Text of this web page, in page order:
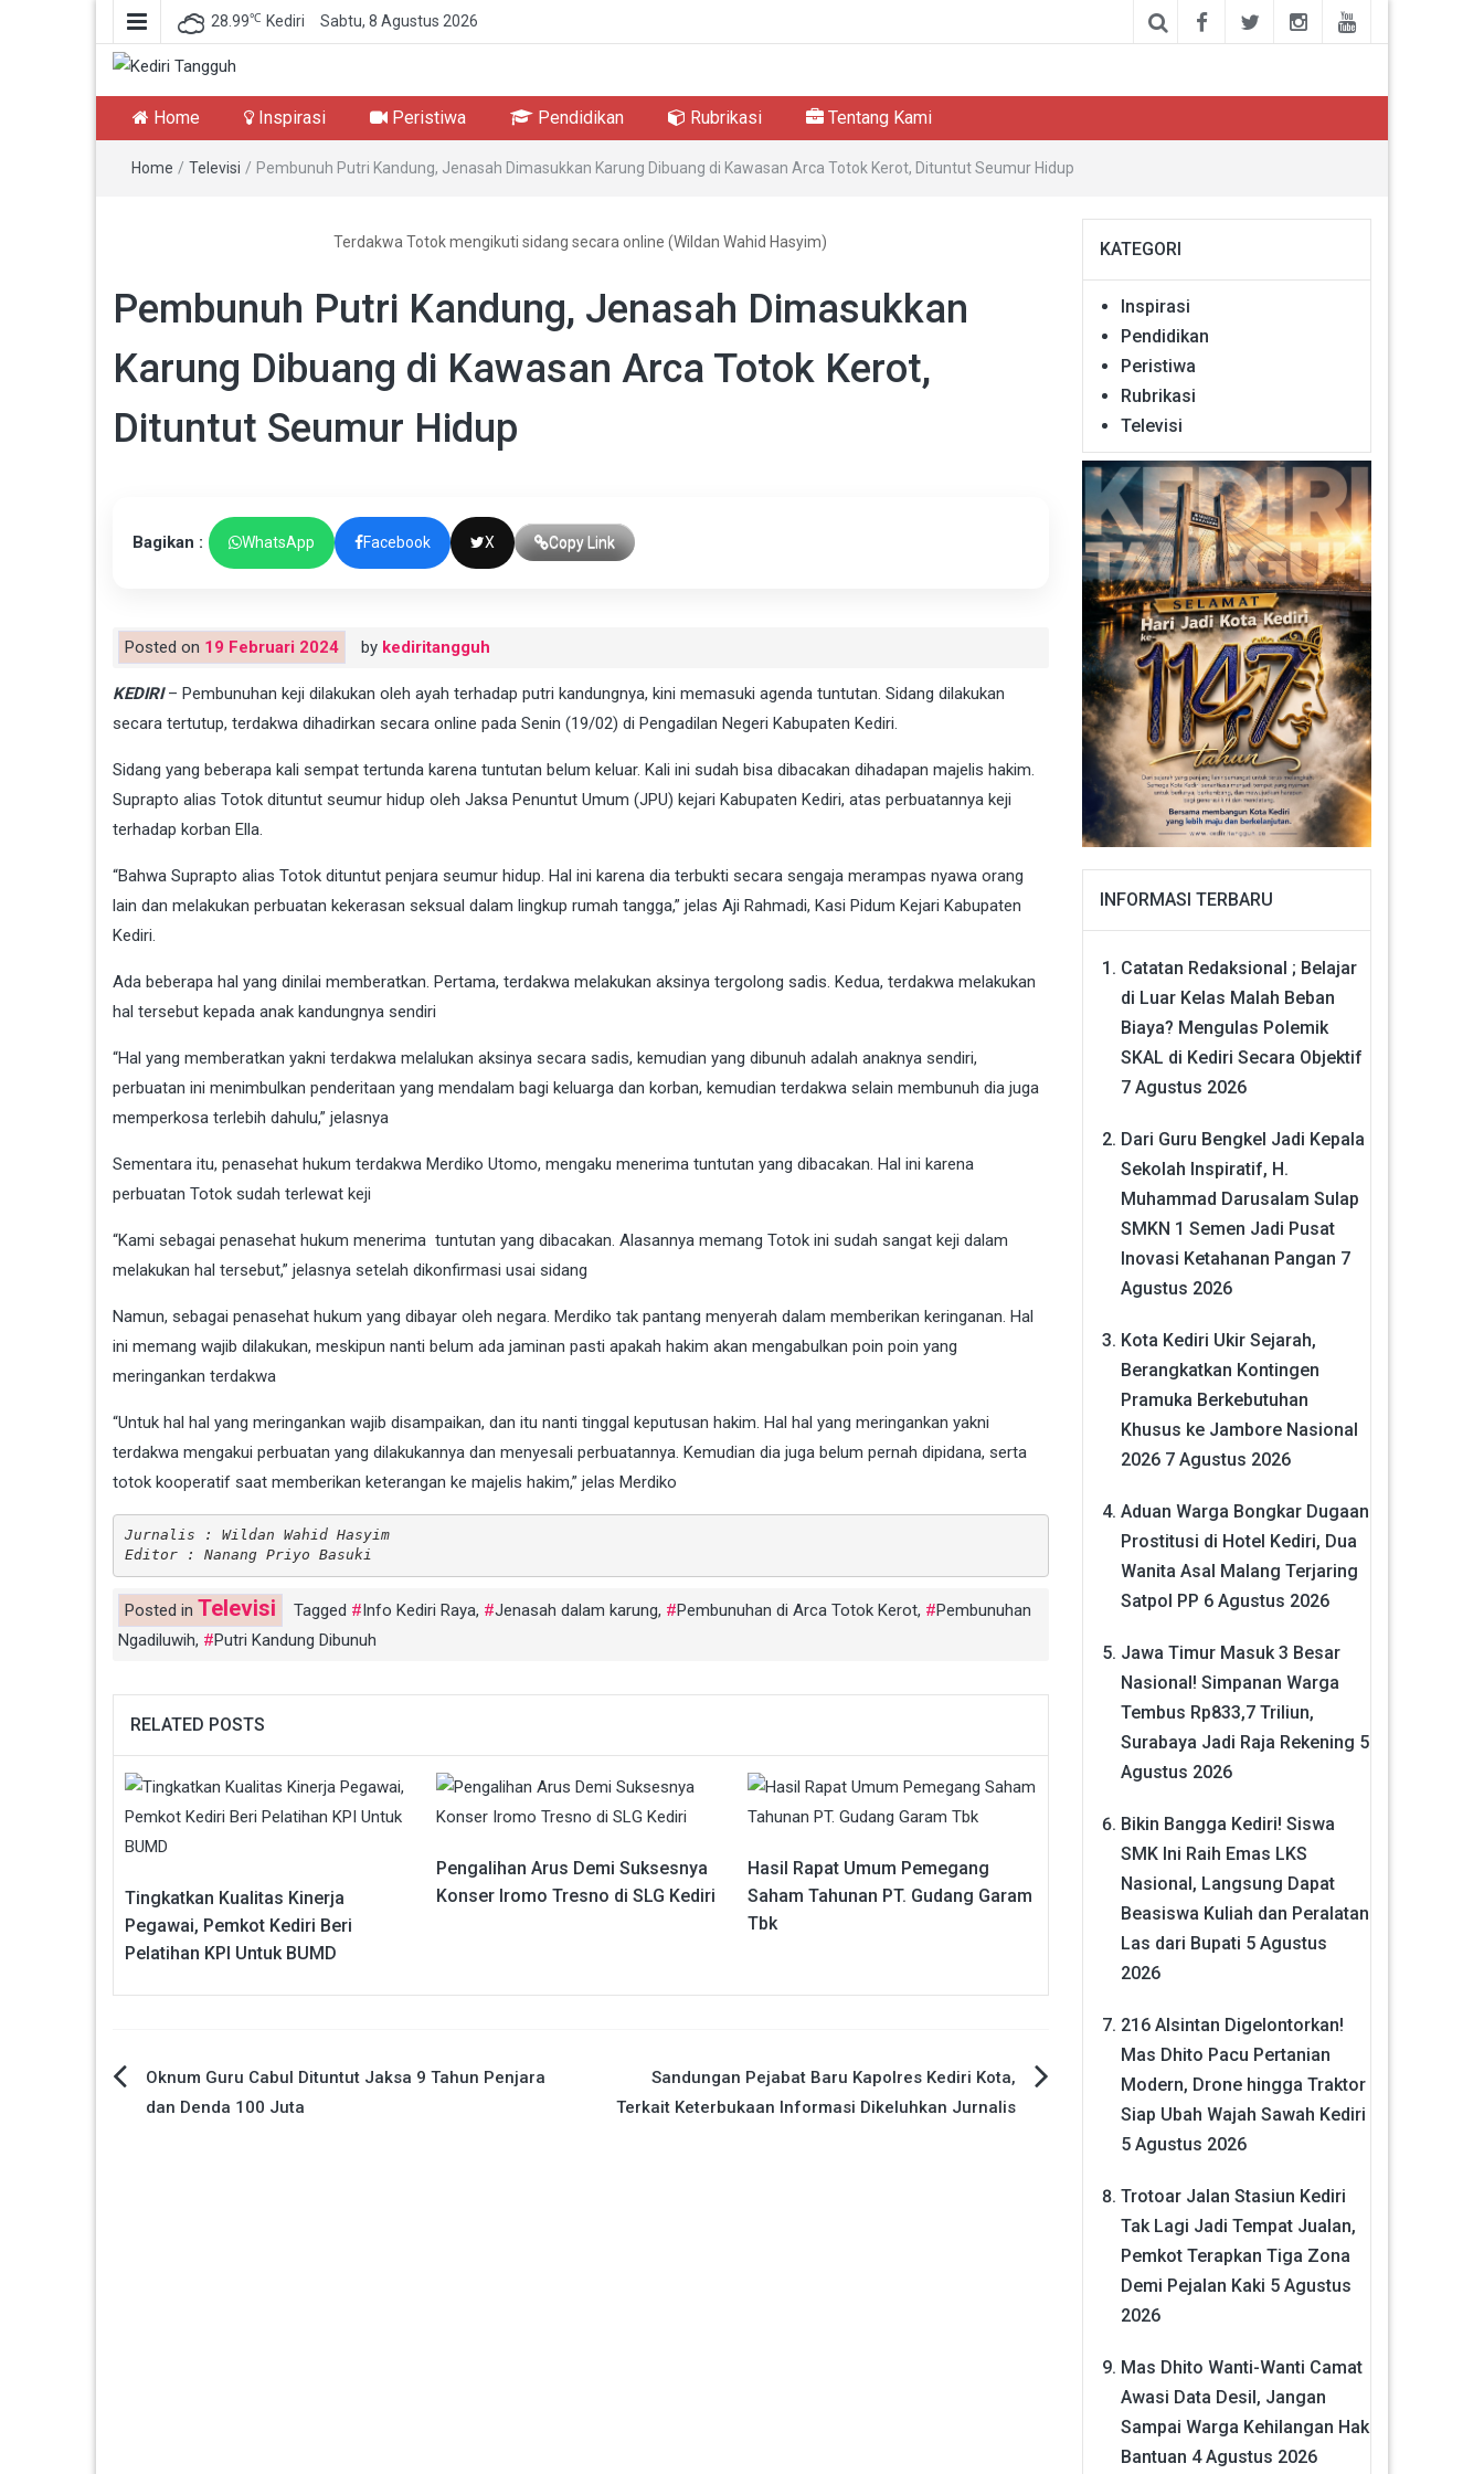
28.99℃ Kediri Sabtu, 8 Agustus 2026
Kediri Tangguh
Berita Akurat Terpercaya
Home Inspirasi Peristiwa Pendidikan Rubrikasi Tentang Kami
Home / Televisi / Pembunuh Putri Kandung, Jenasah Dimasukkan Karung Dibuang di Kawasan Arca Totok Kerot, Dituntut Seumur Hidup
Terdakwa Totok mengikuti sidang secara online (Wildan Wahid Hasyim)
Pembunuh Putri Kandung, Jenasah Dimasukkan
Karung Dibuang di Kawasan Arca Totok Kerot,
Dituntut Seumur Hidup
Bagikan : WhatsApp Facebook X Copy Link
Posted on 19 Februari 2024 by kediritangguh
KEDIRI– Pembunuhan keji dilakukan oleh ayah terhadap putri kandungnya, kini memasuki agenda tuntutan. Sidang dilakukan
secara tertutup, terdakwa dihadirkan secara online pada Senin (19/02) di Pengadilan Negeri Kabupaten Kediri.
Sidang yang beberapa kali sempat tertunda karena tuntutan belum keluar. Kali ini sudah bisa dibacakan dihadapan majelis hakim.
Suprapto alias Totok dituntut seumur hidup oleh Jaksa Penuntut Umum (JPU) kejari Kabupaten Kediri, atas perbuatannya keji
terhadap korban Ella.
“Bahwa Suprapto alias Totok dituntut penjara seumur hidup. Hal ini karena dia terbukti secara sengaja merampas nyawa orang
lain dan melakukan perbuatan kekerasan seksual dalam lingkup rumah tangga,” jelas Aji Rahmadi, Kasi Pidum Kejari Kabupaten
Kediri.
Ada beberapa hal yang dinilai memberatkan. Pertama, terdakwa melakukan aksinya tergolong sadis. Kedua, terdakwa melakukan
hal tersebut kepada anak kandungnya sendiri
“Hal yang memberatkan yakni terdakwa melalukan aksinya secara sadis, kemudian yang dibunuh adalah anaknya sendiri,
perbuatan ini menimbulkan penderitaan yang mendalam bagi keluarga dan korban, kemudian terdakwa selain membunuh dia juga
memperkosa terlebih dahulu,” jelasnya
Sementara itu, penasehat hukum terdakwa Merdiko Utomo, mengaku menerima tuntutan yang dibacakan. Hal ini karena
perbuatan Totok sudah terlewat keji
“Kami sebagai penasehat hukum menerima tuntutan yang dibacakan. Alasannya memang Totok ini sudah sangat keji dalam
melakukan hal tersebut,” jelasnya setelah dikonfirmasi usai sidang
Namun, sebagai penasehat hukum yang dibayar oleh negara. Merdiko tak pantang menyerah dalam memberikan keringanan. Hal
ini memang wajib dilakukan, meskipun nanti belum ada jaminan pasti apakah hakim akan mengabulkan poin poin yang
meringankan terdakwa
“Untuk hal hal yang meringankan wajib disampaikan, dan itu nanti tinggal keputusan hakim. Hal hal yang meringankan yakni
terdakwa mengakui perbuatan yang dilakukannya dan menyesali perbuatannya. Kemudian dia juga belum pernah dipidana, serta
totok kooperatif saat memberikan keterangan ke majelis hakim,” jelas Merdiko
Jurnalis : Wildan Wahid Hasyim
Editor : Nanang Priyo Basuki
Posted in Televisi Tagged Info Kediri Raya, Jenasah dalam karung, Pembunuhan di Arca Totok Kerot,
Pembunuhan
Ngadiluwih, Putri Kandung Dibunuh
RELATED POSTS
Tingkatkan Kualitas Kinerja
Pegawai, Pemkot Kediri Beri
Pelatihan KPI Untuk BUMD
Pengalihan Arus Demi Suksesnya
Konser Iromo Tresno di SLG Kediri
Hasil Rapat Umum Pemegang
Saham Tahunan PT. Gudang Garam
Tbk
Navigasi
Oknum Guru Cabul Dituntut Jaksa 9 Tahun Penjara
dan Denda 100 Juta
Sandungan Pejabat Baru Kapolres Kediri Kota,
Terkait Keterbukaan Informasi Dikeluhkan Jurnalis
KATEGORI
Inspirasi
Pendidikan
Peristiwa
Rubrikasi
Televisi
INFORMASI TERBARU
Catatan Redaksional ; Belajar
di Luar Kelas Malah Beban
Biaya? Mengulas Polemik
SKAL di Kediri Secara Objektif
7 Agustus 2026
Dari Guru Bengkel Jadi Kepala
Sekolah Inspiratif, H.
Muhammad Darusalam Sulap
SMKN 1 Semen Jadi Pusat
Inovasi Ketahanan Pangan 7
Agustus 2026
Kota Kediri Ukir Sejarah,
Berangkatkan Kontingen
Pramuka Berkebutuhan
Khusus ke Jambore Nasional
2026 7 Agustus 2026
Aduan Warga Bongkar Dugaan
Prostitusi di Hotel Kediri, Dua
Wanita Asal Malang Terjaring
Satpol PP 6 Agustus 2026
Jawa Timur Masuk 3 Besar
Nasional! Simpanan Warga
Tembus Rp833,7 Triliun,
Surabaya Jadi Raja Rekening 5
Agustus 2026
Bikin Bangga Kediri! Siswa
SMK Ini Raih Emas LKS
Nasional, Langsung Dapat
Beasiswa Kuliah dan Peralatan
Las dari Bupati 5 Agustus
2026
216 Alsintan Digelontorkan!
Mas Dhito Pacu Pertanian
Modern, Drone hingga Traktor
Siap Ubah Wajah Sawah Kediri
5 Agustus 2026
Trotoar Jalan Stasiun Kediri
Tak Lagi Jadi Tempat Jualan,
Pemkot Terapkan Tiga Zona
Demi Pejalan Kaki 5 Agustus
2026
Mas Dhito Wanti-Wanti Camat
Awasi Data Desil, Jangan
Sampai Warga Kehilangan Hak
Bantuan 4 Agustus 2026